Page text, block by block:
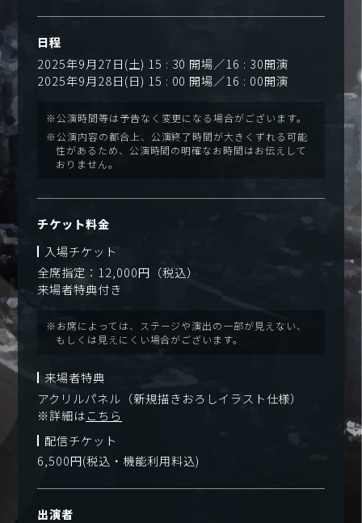
日程
2025年9月27日(土) 15 : 30 開場／16 : 30開演
2025年9月28日(日) 15 : 00 開場／16 : 00開演
※公演時間等は予告なく変更になる場合がございます。
※公演内容の都合上、公演終了時間が大きくずれる可能
性があるため、公演時間の明確なお時間はお伝えして
おりません。
チケット料金
入場チケット
全席指定：12,000円（税込）
来場者特典付き
※お席によっては、ステージや演出の一部が見えない、
もしくは見えにくい場合がございます。
来場者特典
アクリルパネル（新規描きおろしイラスト仕様）
※詳細はこちら
配信チケット
6,500円(税込・機能利用料込)
出演者